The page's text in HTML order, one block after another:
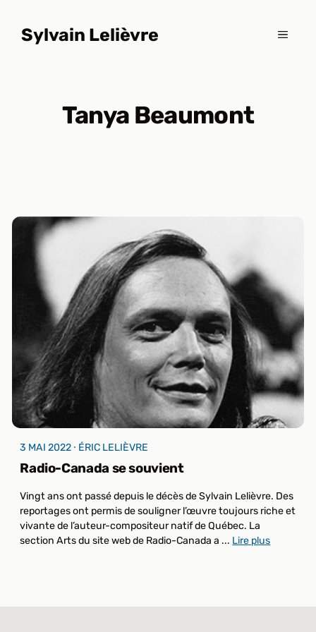
contenuSylvain Lelièvre MENU
Tanya Beaumont
Radio-Canada se souvient
3 MAI 2022 ⸱ ÉRIC LELIÈVRE
Vingt ans ont passé depuis le décès de Sylvain Lelièvre. Des
reportages ont permis de souligner l’œuvre toujours riche et
vivante de l’auteur-compositeur natif de Québec. La
section Arts du site web de Radio-Canada a ... Lire plus